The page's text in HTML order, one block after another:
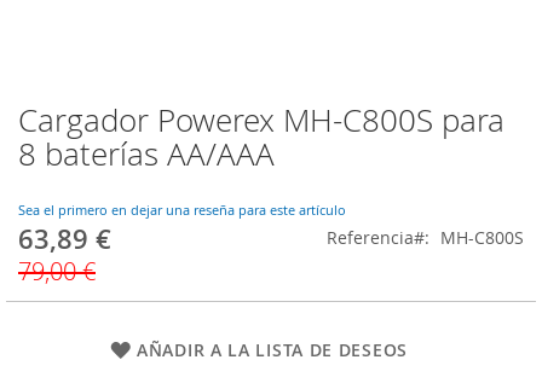
Cargador Powerex MH-C800S para
8 baterías AA/AAA
Sea el primero en dejar una reseña para este artículo
Precio
especial
63,89 €
79,00 €
Referencia MH-C800S
AÑADIR A LA LISTA DE DESEOS
Saltar
al
comienzo
la
galería
de
imágenes